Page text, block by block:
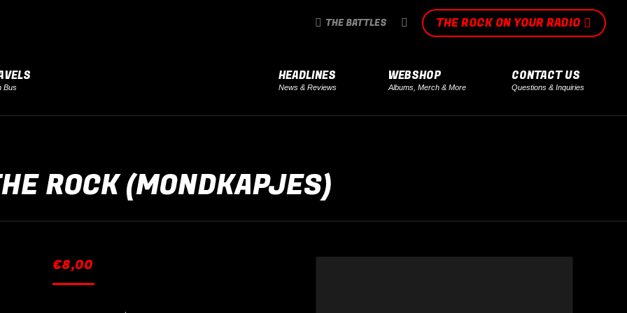
THE BATTLES SEARCH:THE ROCK ON YOUR RADIO
Bus
HEADLINES
News & Reviews
WEBSHOP
Albums, Merch & More
CONTACT US
Questions & Inquiries
ROCK (MONDKAPJES)
€8,00